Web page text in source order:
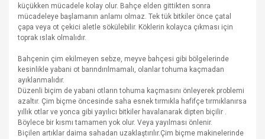
küçükken mücadele kolay olur. Bahçe elden gittikten sonra
mücadeleye başlamanın anlamı olmaz. Tek tük bitkiler önce çatal
çapa veya ot çekici aletle sökülebilir. Köklerin kolayca çıkması için
toprak ıslak olmalıdır.
Bahçenin çim ekilmeyen sebze, meyve bahçesi gibi bölgelerinde
kesinlikle yabani ot barındırılmamalı, olanlar tohuma kaçmadan
ayıklanmalıdır.
Düzenli biçim de yabani otların tohuma kaçmasını önleyerek problemi
azaltır. Çim biçme öncesinde saha esnek tırmıkla hafifçe tırmıklanırsa
yıllık otlar ve yonca gibi yayılıcı bitkiler havalanarak dipten biçilir .
Böylece bir kısmı tamamen yok olur. Veya yayılması önlenir.
Biçilen artıklar daima sahadan uzaklaştırılır.Çim biçme makinelerinde